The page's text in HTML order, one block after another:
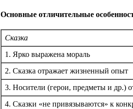
Основные отличительные
Сказка
1. Ярко выражена мораль
2. Сказка отражает жизненный опыт
3. Носители (герои, предметы и др.)
4. Сказки «не привязываются» к